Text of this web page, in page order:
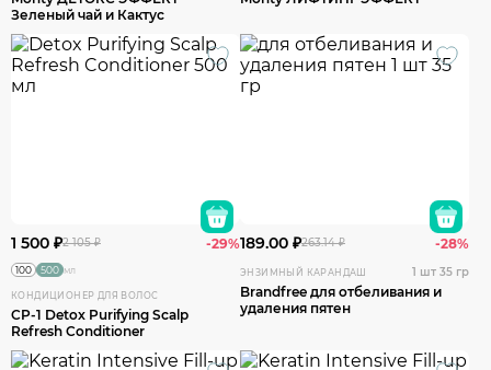
Зеленый чай и Кактус
1 500 ₽2 105 ₽ -29%
100 500 мл
КОНДИЦИОНЕР ДЛЯ ВОЛОС
CP-1 Detox Purifying Scalp
Refresh Conditioner
189.00 ₽263.14 ₽ -28%
ЭНЗИМНЫЙ КАРАНДАШ 1 шт 35 гр
Brandfree для отбеливания и
удаления пятен